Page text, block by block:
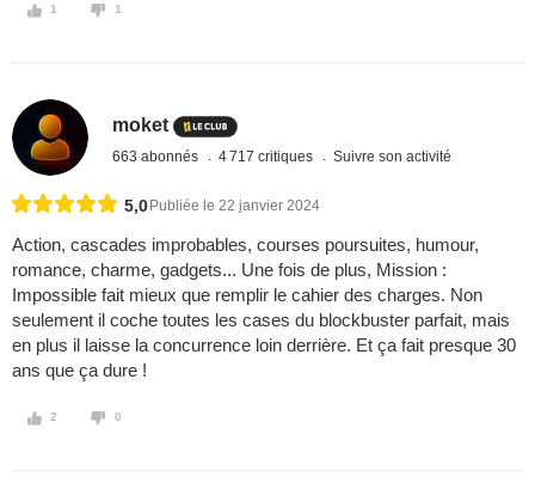
1 1
moket
663 abonnés 4 717 critiques Suivre son activité
5,0 Publiée le 22 janvier 2024
Action, cascades improbables, courses poursuites, humour,
romance, charme, gadgets... Une fois de plus, Mission :
Impossible fait mieux que remplir le cahier des charges. Non
seulement il coche toutes les cases du blockbuster parfait, mais
en plus il laisse la concurrence loin derrière. Et ça fait presque 30
ans que ça dure !
2 0